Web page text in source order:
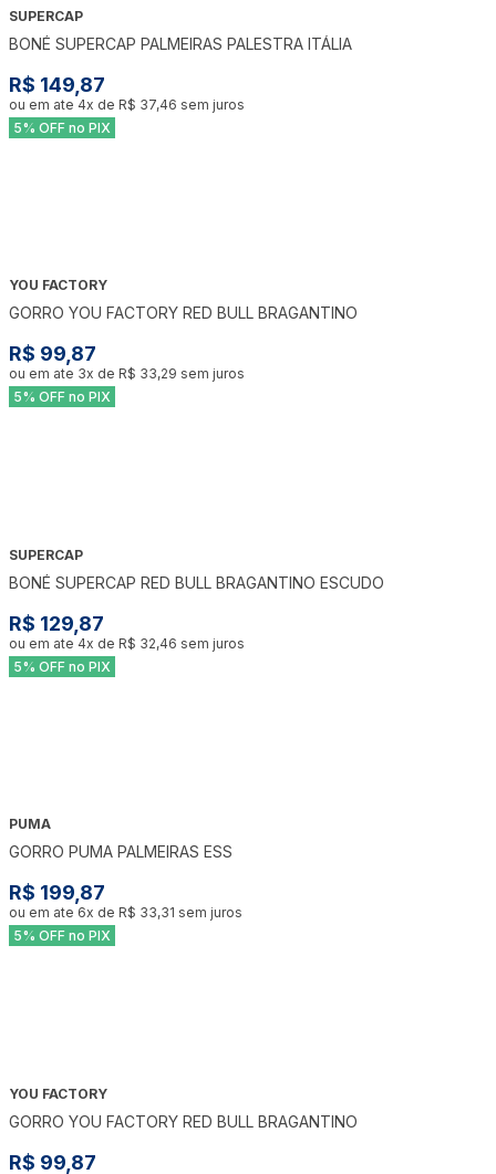
SUPERCAP
BONÉ SUPERCAP PALMEIRAS PALESTRA ITÁLIA
R$ 149,87
ou em ate 4x de R$ 37,46 sem juros
5% OFF no PIX
YOU FACTORY
GORRO YOU FACTORY RED BULL BRAGANTINO
R$ 99,87
ou em ate 3x de R$ 33,29 sem juros
5% OFF no PIX
SUPERCAP
BONÉ SUPERCAP RED BULL BRAGANTINO ESCUDO
R$ 129,87
ou em ate 4x de R$ 32,46 sem juros
5% OFF no PIX
PUMA
GORRO PUMA PALMEIRAS ESS
R$ 199,87
ou em ate 6x de R$ 33,31 sem juros
5% OFF no PIX
YOU FACTORY
GORRO YOU FACTORY RED BULL BRAGANTINO
R$ 99,87